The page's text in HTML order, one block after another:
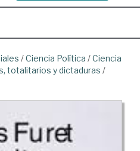
/Ciencia Política /Ciencia
totalitarios y dictaduras /